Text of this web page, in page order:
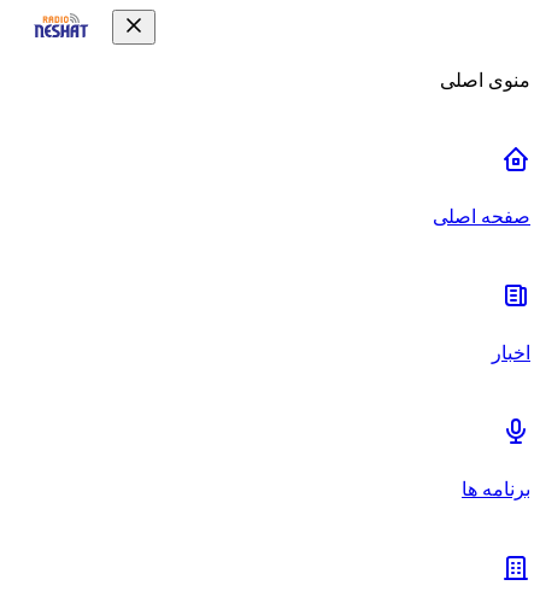
منوی اصلی
صفحه اصلی
اخبار
برنامه ها